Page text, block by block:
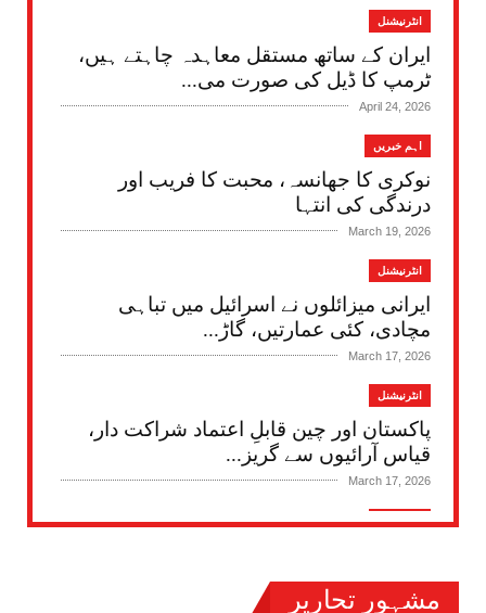
انٹرنیشنل
ایران کے ساتھ مستقل معاہدہ چاہتے ہیں،
ٹرمپ کا ڈیل کی صورت می...
April 24, 2026
اہم خبریں
نوکری کا جھانسہ، محبت کا فریب اور
درندگی کی انتہا
March 19, 2026
انٹرنیشنل
ایرانی میزائلوں نے اسرائیل میں تباہی
مچادی، کئی عمارتیں، گاڑ...
March 17, 2026
انٹرنیشنل
پاکستان اور چین قابلِ اعتماد شراکت دار،
قیاس آرائیوں سے گریز...
March 17, 2026
انٹرنیشنل
کا بھی ٹرمپ کو ان...
March 17, 2026
مشہور تحاریر